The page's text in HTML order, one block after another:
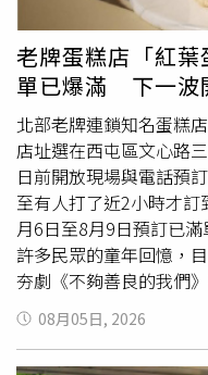
老牌蛋糕店「紅
單已爆滿 下一波
北部老牌連鎖知名蛋糕
店址選在西屯區文心路
日前開放現場與電話預
至有人打了近2小時才
月6日至8月9日預訂已
許多民眾的童年回憶，
夯劇《不夠善良的我們
櫃，排隊人潮擠爆現場
大讚其蛋糕美味。這次
預訂以來，店家電話幾
08月05日, 2026